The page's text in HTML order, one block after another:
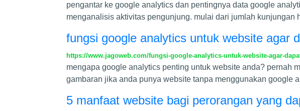
pengantar ke google analytics dan pentingnya data google
menganalisis aktivitas pengunjung. mulai dari jumlah kunjungan
fungsi google analytics untuk website agar
https://www.jagoweb.com/fungsi-google-analytics-untuk-website-agar-
mengapa google analytics penting untuk website anda? pernah
gambaran jika anda punya website tanpa menggunakan google
5 manfaat website bagi perorangan yang